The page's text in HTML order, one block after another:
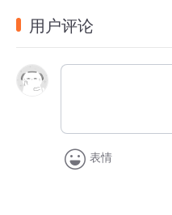
用户评论
表情